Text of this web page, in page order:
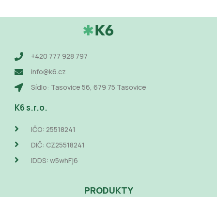
+420 777 928 797
info@k6.cz
Sídlo: Tasovice 56, 679 75 Tasovice
K6 s.r.o.
IČO: 25518241
DIČ: CZ25518241
IDDS: w5whFj6
PRODUKTY